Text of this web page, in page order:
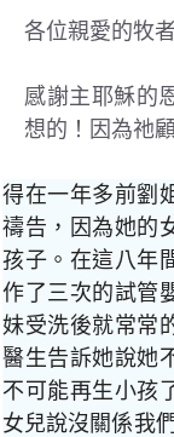
各位親愛的牧
感謝主耶穌的
想的！因為祂
得在一年多前劉
禱告，因為她的
孩子。在這八年
作了三次的試管
妹受洗後就常常
醫生告訴她說她
不可能再生小孩
女兒說沒關係我